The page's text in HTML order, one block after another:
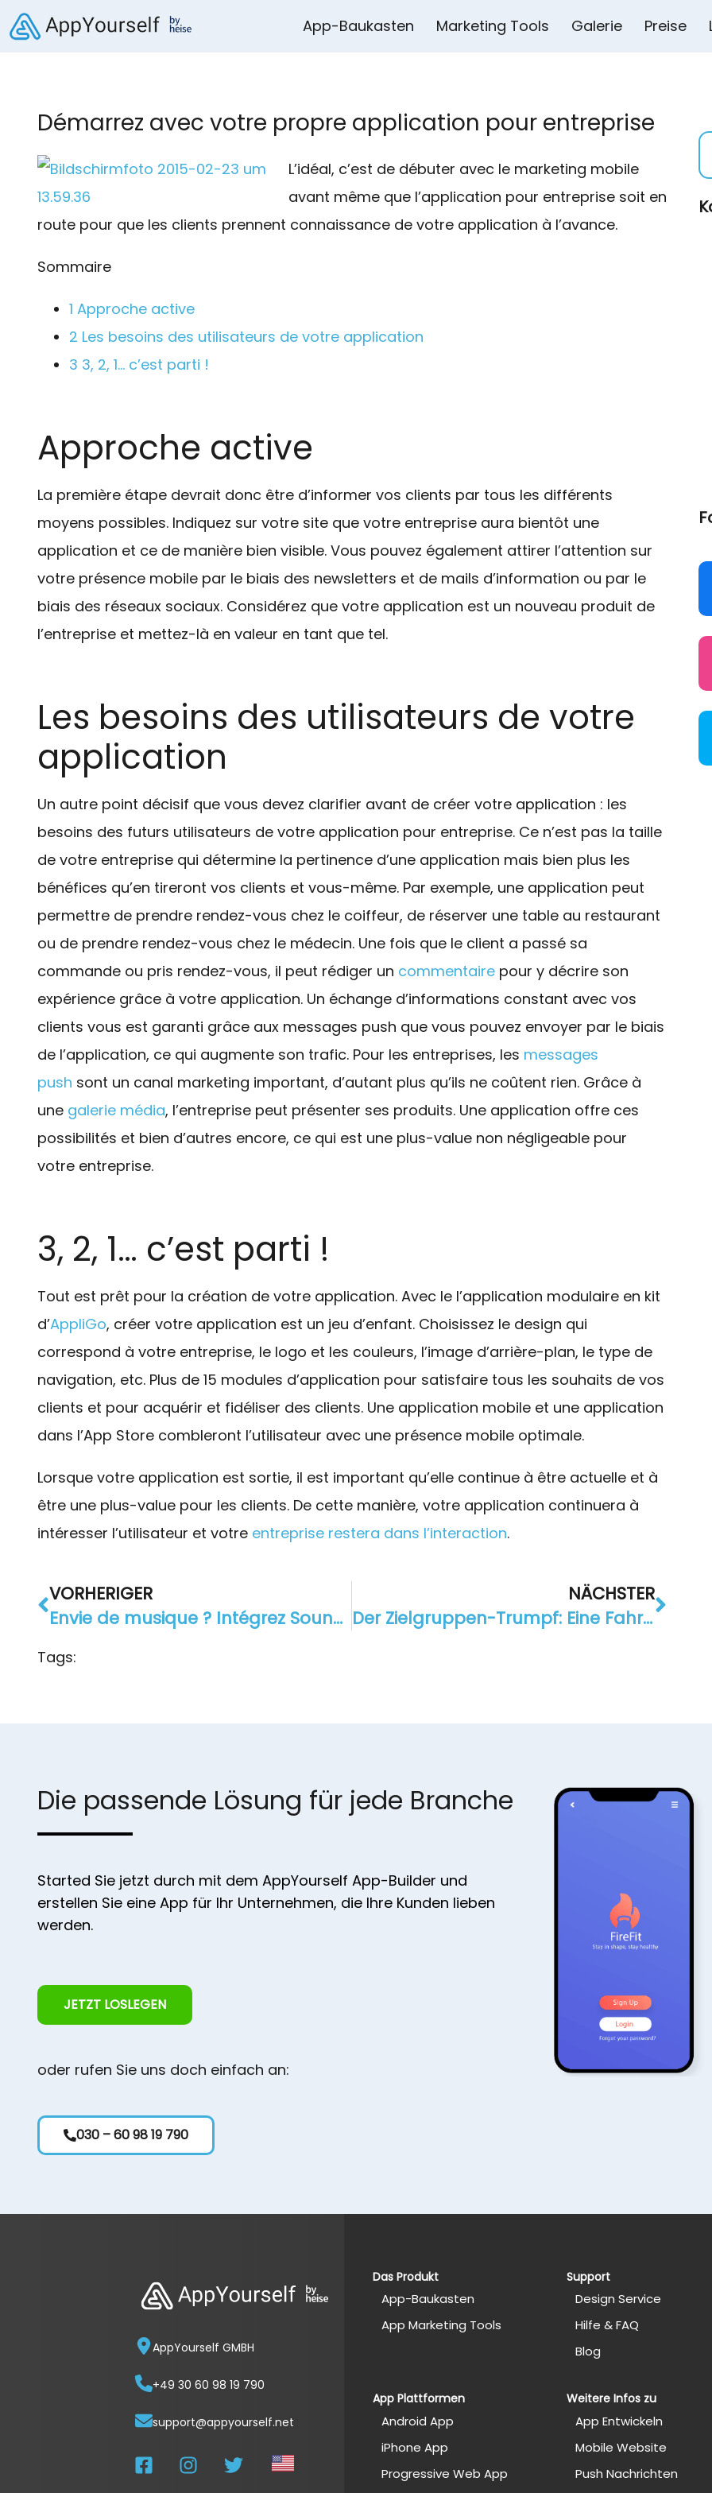
App-Baukasten Marketing Tools Galerie Preise
Démarrez avec votre propre application pour entreprise
L’idéal, c’est de débuter avec le marketing mobile
avant même que l’application pour entreprise soit en
route pour que les clients prennent connaissance de votre application à l’avance.
Sommaire
1 Approche active
2 Les besoins des utilisateurs de votre application
3 3, 2, 1… c’est parti !
Approche active
La première étape devrait donc être d’informer vos clients par tous les différents
moyens possibles. Indiquez sur votre site que votre entreprise aura bientôt une
application et ce de manière bien visible. Vous pouvez également attirer l’attention sur
votre présence mobile par le biais des newsletters et de mails d’information ou par le
biais des réseaux sociaux. Considérez que votre application est un nouveau produit de
l’entreprise et mettez-là en valeur en tant que tel.
Les besoins des utilisateurs de votre
application
Un autre point décisif que vous devez clarifier avant de créer votre application : les
besoins des futurs utilisateurs de votre application pour entreprise. Ce n’est pas la taille
de votre entreprise qui détermine la pertinence d’une application mais bien plus les
bénéfices qu’en tireront vos clients et vous-même. Par exemple, une application peut
permettre de prendre rendez-vous chez le coiffeur, de réserver une table au restaurant
ou de prendre rendez-vous chez le médecin. Une fois que le client a passé sa
commande ou pris rendez-vous, il peut rédiger un commentairepour y décrire son
expérience grâce à votre application. Un échange d’informations constant avec vos
clients vous est garanti grâce aux messages push que vous pouvez envoyer par le biais
de l’application, ce qui augmente son trafic. Pour les entreprises, les messages
push sont un canal marketing important, d’autant plus qu’ils ne coûtent rien. Grâce à
unegalerie média, l’entreprise peut présenter ses produits. Une application offre ces
possibilités et bien d’autres encore, ce qui est une plus-value non négligeable pour
votre entreprise.
3, 2, 1… c’est parti !
Tout est prêt pour la création de votre application. Avec le l’application modulaire en kit
d’AppliGo, créer votre application est un jeu d’enfant. Choisissez le design qui
correspond à votre entreprise, le logo et les couleurs, l’image d’arrière-plan, le type de
navigation, etc. Plus de 15 modules d’application pour satisfaire tous les souhaits de vos
clients et pour acquérir et fidéliser des clients. Une application mobile et une application
dans l’App Store combleront l’utilisateur avec une présence mobile optimale.
Lorsque votre application est sortie, il est important qu’elle continue à être actuelle et à
être une plus-value pour les clients. De cette manière, votre application continuera à
intéresser l’utilisateur et votreentreprise restera dans l’interaction.
VORHERIGER
Envie de musique ? Intégrez SoundCloud à votre Band App !
NÄCHSTER
Der Zielgruppen-Trumpf: Eine Fahrschul App erstellen und Fahrschüler erreichen
Tags:
Die passende Lösung für jede Branche
Started Sie jetzt durch mit dem AppYourself App-Builder und
erstellen Sie eine App für Ihr Unternehmen, die Ihre Kunden lieben
werden.
JETZT LOSLEGEN
oder rufen Sie uns doch einfach an:
030 – 60 98 19 790
AppYourself GMBH
+49 30 60 98 19 790
support@appyourself.net
Das Produkt
App-Baukasten
App Marketing Tools
Support
Design Service
Hilfe & FAQ
Blog
App Plattformen
Android App
iPhone App
Progressive Web App
Weitere Infos zu
App Entwickeln
Mobile Website
Push Nachrichten